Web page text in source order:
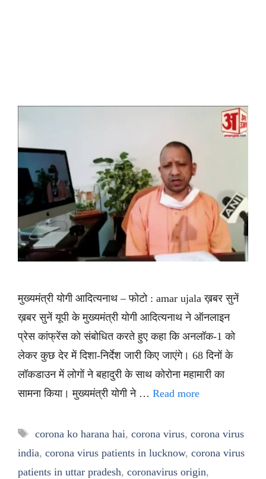
मुख्यमंत्री योगी आदित्यनाथ – फोटो : amar ujala ख़बर सुनें
ख़बर सुनें यूपी के मुख्यमंत्री योगी आदित्यनाथ ने ऑनलाइन
प्रेस कांफ्रेंस को संबोधित करते हुए कहा कि अनलॉक-1 को
लेकर कुछ देर में दिशा-निर्देश जारी किए जाएंगे। 68 दिनों के
लॉकडाउन में लोगों ने बहादुरी के साथ कोरोना महामारी का
सामना किया। मुख्यमंत्री योगी ने … Read more
Tags
corona ko harana hai, corona virus, corona virus
india, corona virus patients in lucknow, corona virus
patients in uttar pradesh, coronavirus origin,